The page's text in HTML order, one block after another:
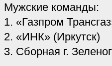
Мужские команды:
1. «Газпром
2. «ИНК» (Иркутск)
3. Сборная г.